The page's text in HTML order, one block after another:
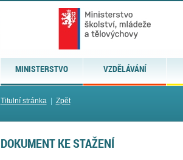
MINISTERSTVO VZDĚLÁVÁNÍ
Titulní stránka| Zpět
DOKUMENT KE STAŽENÍ